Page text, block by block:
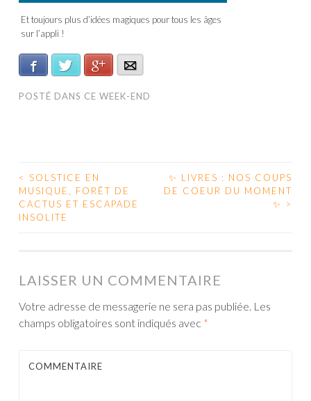
Et toujours plus d’idées magiques pour tous les âges
sur l’appli !
FacebookTwitterGoogle+E-mail
POSTÉ DANS CE WEEK-END
NAVIGATION DES ARTICLES
< SOLSTICE EN
MUSIQUE, FORÊT DE
CACTUS ET ESCAPADE
INSOLITE
✨ LIVRES : NOS COUPS
DE COEUR DU MOMENT
✨
>
LAISSER UN COMMENTAIRE
Votre adresse de messagerie ne sera pas publiée. Les
champs obligatoires sont indiqués avec *
COMMENTAIRE